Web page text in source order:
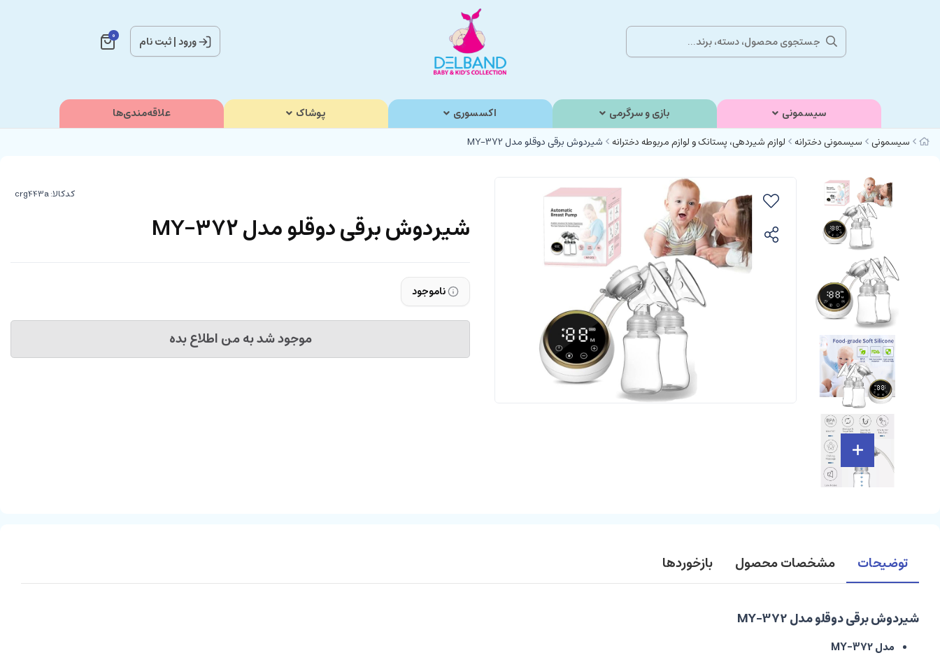
ورود|ثبت نام 0
سیسمونی بازی و سرگرمی اکسسوری پوشاک علاقه‌مندی‌ها
سیسمونی سیسمونی دخترانه لوازم شیردهی، پستانک و لوازم مربوطه دخترانه شیردوش برقی دوقلو مدل MY-372
کدکالا:
شیردوش برقی دوقلو مدل MY-372
ناموجود
موجود شد به من اطلاع بده
توضیحات مشخصات محصول بازخوردها
شیردوش برقی دوقلو مدل MY-372
مدل MY-372